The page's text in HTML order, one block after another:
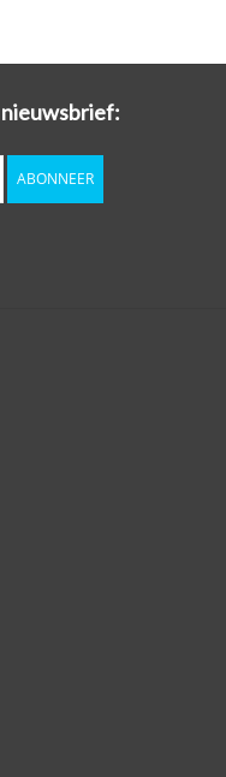
nieuwsbrief:
ABONNEER